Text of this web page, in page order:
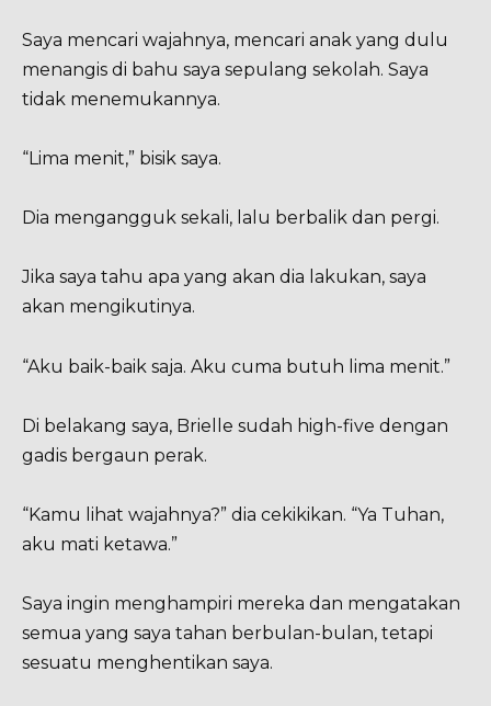
Saya mencari wajahnya, mencari anak yang dulu
menangis di bahu saya sepulang sekolah. Saya
tidak menemukannya.
“Lima menit,” bisik saya.
Dia mengangguk sekali, lalu berbalik dan pergi.
Jika saya tahu apa yang akan dia lakukan, saya
akan mengikutinya.
“Aku baik-baik saja. Aku cuma butuh lima menit.”
Di belakang saya, Brielle sudah high-five dengan
gadis bergaun perak.
“Kamu lihat wajahnya?” dia cekikikan. “Ya Tuhan,
aku mati ketawa.”
Saya ingin menghampiri mereka dan mengatakan
semua yang saya tahan berbulan-bulan, tetapi
sesuatu menghentikan saya.